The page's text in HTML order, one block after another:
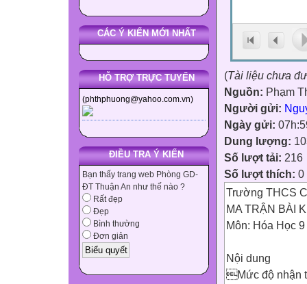
CÁC Ý KIẾN MỚI NHẤT
HỖ TRỢ TRỰC TUYẾN
(phthphuong@yahoo.com.vn)
ĐIỀU TRA Ý KIẾN
Bạn thấy trang web Phòng GD-
ĐT Thuận An như thế nào ?
Rất đẹp
Đẹp
Bình thường
Đơn giản
(Tài liệu chưa
Nguồn: Phạm
Người gửi:
Ngày gửi:
Dung lượng:
Số lượt tải: 216
Số lượt thích: 0
Trường THCS
MA TRẬN BÀI
Môn: Hóa Học 9
Nội dung
Mức độ nhận